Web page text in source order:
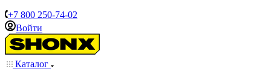
+7 800 250-74-02
Войти
Каталог